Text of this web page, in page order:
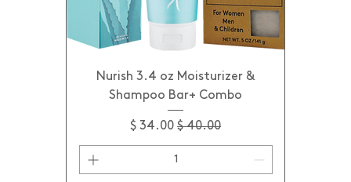
Nurish 3.4 oz Moisturizer &
Shampoo Bar+ Combo
מחיר רגיל מחיר מבצע